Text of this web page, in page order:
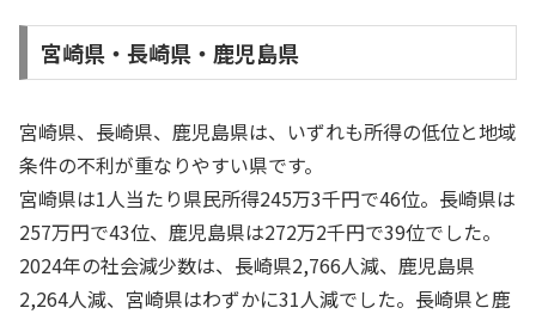
宮崎県・長崎県・鹿児島県
宮崎県、長崎県、鹿児島県は、いずれも所得の低位と地域
条件の不利が重なりやすい県です。
宮崎県は1人当たり県民所得245万3千円で46位。長崎県は
257万円で43位、鹿児島県は272万2千円で39位でした。
2024年の社会減少数は、長崎県2,766人減、鹿児島県
2,264人減、宮崎県はわずかに31人減でした。長崎県と鹿